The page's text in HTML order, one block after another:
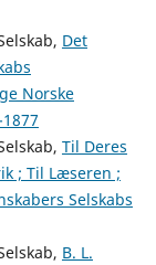
Det
Norske
Til Deres
; Til Læseren ;
Selskabs
B. L.